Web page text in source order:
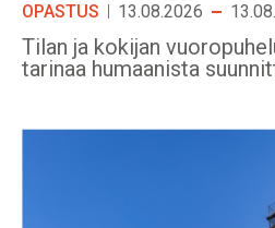
OPASTUS 13.08.2026
Tilan ja kokijan
tarinaa humaanista